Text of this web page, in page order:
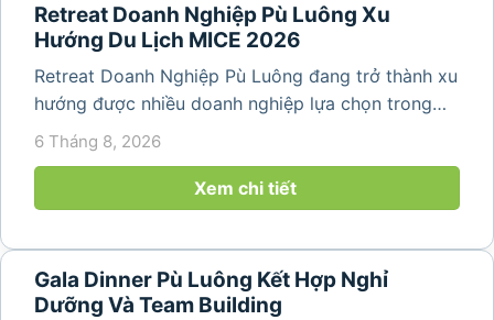
Retreat Doanh Nghiệp Pù Luông Xu
Hướng Du Lịch MICE 2026
Retreat Doanh Nghiệp Pù Luông đang trở thành xu
hướng được nhiều doanh nghiệp lựa chọn trong
năm 2026 khi nhu cầu kết hợp nghỉ dưỡng, hội
mang đến khoảng thời gian thư giãn...
6 Tháng 8, 2026
Xem chi tiết
Gala Dinner Pù Luông Kết Hợp Nghỉ
Dưỡng Và Team Building